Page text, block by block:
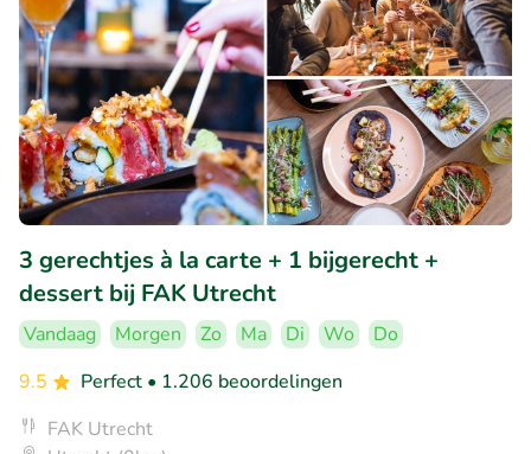
3 gerechtjes à la carte + 1 bijgerecht +
dessert bij FAK Utrecht
Vandaag Morgen Zo Ma Di Wo
Do
9.5
Perfect • 1.206 beoordelingen
FAK Utrecht